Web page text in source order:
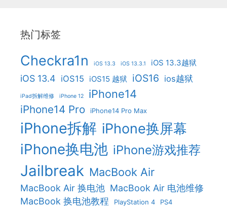
热门标签
Checkra1n iOS 13.3 iOS 13.3.1 iOS 13.3越狱
iOS 13.4 iOS15 iOS15 越狱 iOS16 ios越狱
iPad拆解维修 iPhone 12 iPhone14
iPhone14 Pro iPhone14 Pro Max
iPhone拆解 iPhone换屏幕
iPhone换电池 iPhone游戏推荐
Jailbreak MacBook Air
MacBook Air 换电池 MacBook Air 电池维修
MacBook 换电池教程
PlayStation 4 PS4